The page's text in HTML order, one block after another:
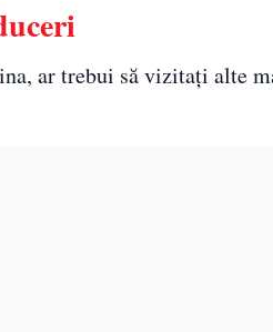
ar trebui să vizitați alte